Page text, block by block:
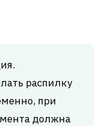
распилку
при
должна